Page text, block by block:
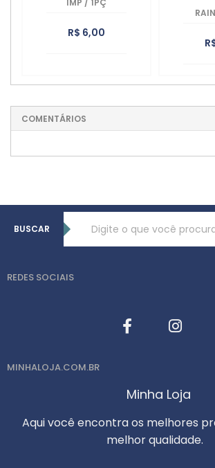
R$ 6,00
COMENTÁRIOS
BUSCAR
REDES SOCIAIS
MINHALOJA.COM.BR
Minha Loja
Aqui você encontra os melhores
melhor qualidade.